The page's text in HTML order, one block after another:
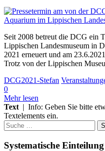
Seit 2008 betreut die DCG ein
Lippischen Landesmuseum in
2021 erneuert und am
Trotz von der Lippischen
DCG2021-Stefan
0
Mehr lesen
Text | Info: Geben Sie bitte
Textelements ein.
Suche
nach:
Systematische Einteilung